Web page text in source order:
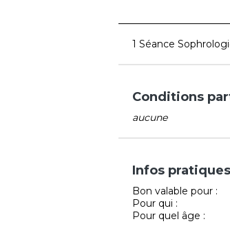
1 Séance
Conditions
aucune
Infos pratiques
Bon valable pour :
Pour qui :
Pour quel âge :